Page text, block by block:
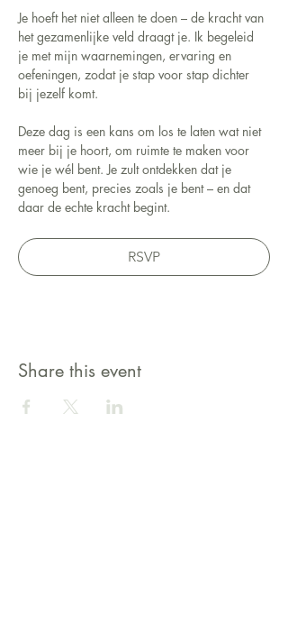
Je hoeft het niet alleen te doen – de kracht van
het gezamenlijke veld draagt je. Ik begeleid
je met mijn waarnemingen, ervaring en
oefeningen, zodat je stap voor stap dichter
bij jezelf komt.
Deze dag is een kans om los te laten wat niet
meer bij je hoort, om ruimte te maken voor
wie je wél bent. Je zult ontdekken dat je
genoeg bent, precies zoals je bent – en dat
daar de echte kracht begint.
RSVP
Share this event